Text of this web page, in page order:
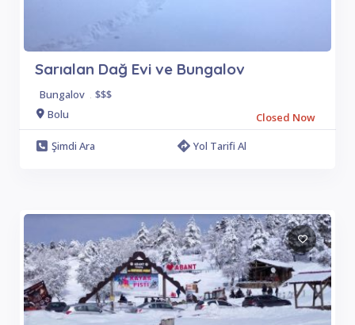
Sarıalan Dağ Evi ve Bungalov
Bungalov . $$$
Bolu
Closed Now
Şimdi Ara
Yol Tarifi Al